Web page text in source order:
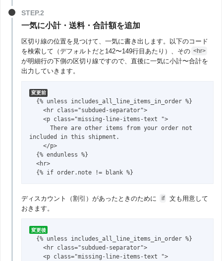
一気に小計・送料・合計額を追加
区切り線の位置を見つけて、一気に書き出します。以下のコード
を検索して（デフォルトだと142〜149行目あたり）、その <hr>
が明細行の下側の区切り線ですので、直後に一気に小計〜合計を
出力していきます。
変更前
    <hr class="subdued-separator">
    <p class="missing-line-items-text ">
      There are other items from your order not
included in this shipment.
    </p>
  <hr>
  {% if order.note != blank %}
ディスカウント（割引）があったときのために if
文も用意して
おきます。
変更後
    <hr class="subdued-separator">
    <p class="missing-line-items-text ">